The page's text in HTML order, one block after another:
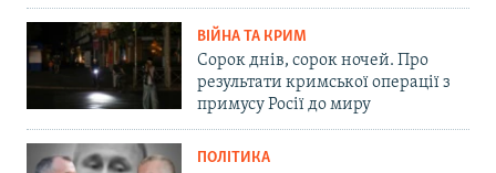
ВІЙНА ТА КРИМ
Сорок днів, сорок ночей. Про
результати кримської операції з
примусу Росії до миру
ПОЛІТИКА